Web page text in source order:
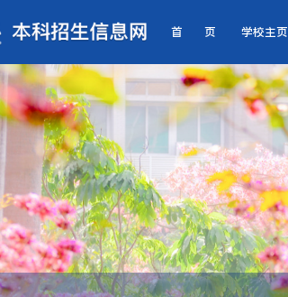
首 页 学校主页